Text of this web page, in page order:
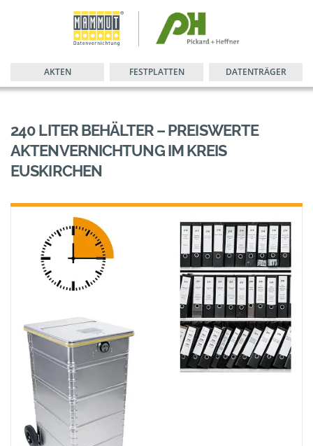
AKTEN FESTPLATTEN DATENTRÄGER
240 LITER BEHÄLTER – PREISWERTE
AKTENVERNICHTUNG IM KREIS
EUSKIRCHEN